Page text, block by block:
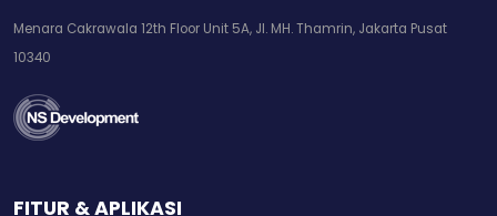
Menara Cakrawala 12th Floor Unit 5A, Jl. MH. Thamrin, Jakarta Pusat
10340
FITUR & APLIKASI